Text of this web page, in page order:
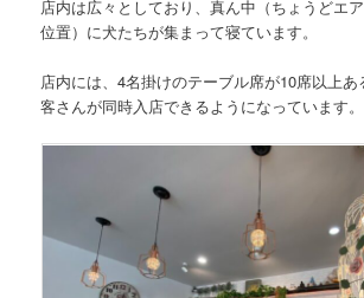
店内は広々としており、真ん中（ちょうどエ
位置）に犬たちが集まって寝ています。
店内には、4名掛けのテーブル席が10席以上
客さんが同時入店できるようになっています。